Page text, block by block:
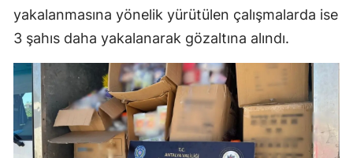
yakalanmasına yönelik yürütülen çalışmalarda ise
3 şahıs daha yakalanarak gözaltına alındı.